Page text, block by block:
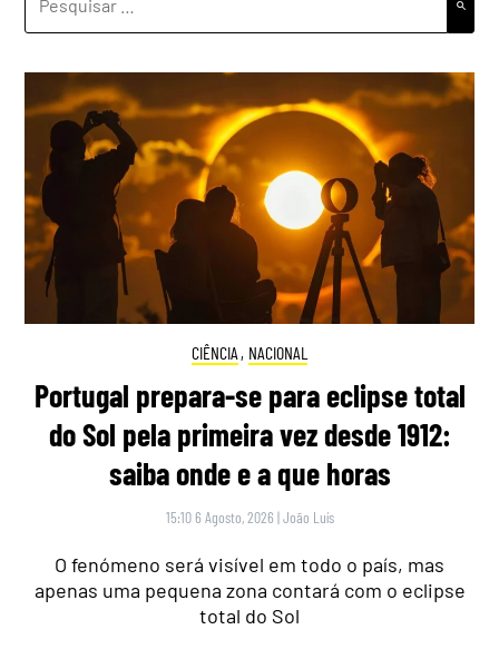
CIÊNCIA , NACIONAL
Portugal prepara-se para eclipse total
do Sol pela primeira vez desde 1912:
saiba onde e a que horas
15:10 6 Agosto, 2026 |João Luís
O fenómeno será visível em todo o país, mas
apenas uma pequena zona contará com o eclipse
total do Sol